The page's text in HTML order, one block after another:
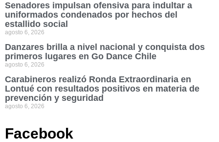
Senadores impulsan ofensiva para indultar a
uniformados condenados por hechos del
estallido social
agosto 6, 2026
Danzares brilla a nivel nacional y conquista dos
primeros lugares en Go Dance Chile
agosto 6, 2026
Carabineros realizó Ronda Extraordinaria en
Lontué con resultados positivos en materia de
prevención y seguridad
agosto 6, 2026
Facebook